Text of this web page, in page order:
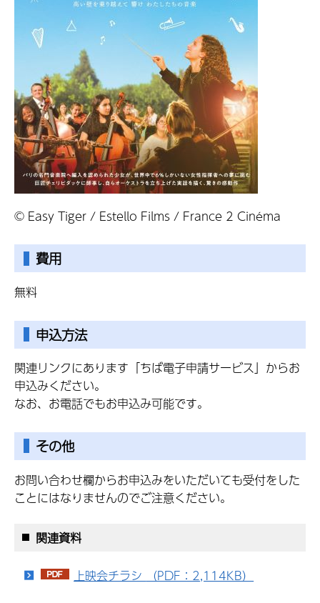
© Easy Tiger / Estello Films / France 2 Cinéma
費用
無料
申込方法
関連リンクにあります「ちば電子申請サービス」からお
申込みください。
なお、お電話でもお申込み可能です。
その他
お問い合わせ欄からお申込みをいただいても受付をした
ことにはなりませんのでご注意ください。
関連資料
上映会チラシ （PDF：2,114KB）